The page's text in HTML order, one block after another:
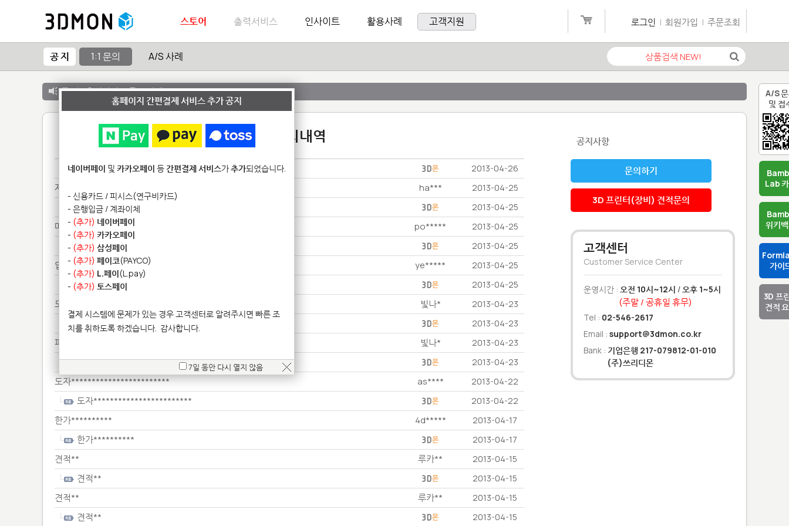
A/S
및 접
Lab
위키
가이
3D 프
견적
스토어 출력서비스 인사이트 활용사례 고객지원 로그인 | 회원가입 | 주문조회
공 지 1:1 문의 A/S 사례
공 지 :출력서비스 종료 안내
1:1 문의내역
[예******** 2013-04-26
제품**************** ha*** 2013-04-25
제품**************** 2013-04-25
메일****** po***** 2013-04-25
메일****** 2013-04-25
업로******* ye***** 2013-04-25
업로******* 2013-04-25
도색****** 빛나* 2013-04-23
도색****** 2013-04-23
피규******* 빛나* 2013-04-23
피규******* 2013-04-23
도자************************ as**** 2013-04-22
도자************************ 2013-04-22
한가********** 4d***** 2013-04-17
한가********** 2013-04-17
견적** 루카** 2013-04-15
견적** 2013-04-15
견적** 루카** 2013-04-15
견적** 2013-04-15
공지사항
문의하기
3D 프린터(장비) 견적문의
고객센터
Customer Service Center
운영시간 : 오전 10시~12시 /오후 1~5시
(주말 / 공휴일 휴무)
Tel : 02-546-2617
Email : support@3dmon.co.kr
Bank : 기업은행 217-079812-01-010
(주)쓰리디몬
홈페이지 간편결제 서비스 추가 공지
네이버페이 및 카카오페이 등간편결제 서비스가추가되었습니다.
- 신용카드 / 피시스(연구비카드)
- 은행입금 / 계좌이체
- (추가) 네이버페이
- (추가) 카카오페이
- (추가) 삼성페이
- (추가) 페이코(PAYCO)
- (추가) L.페이(L.pay)
- (추가) 토스페이
결제 시스템에 문제가 있는 경우 고객센터로 알려주시면 빠른 조
치를 취하도록 하겠습니다. 감사합니다.
7일 동안 다시 열지 않음